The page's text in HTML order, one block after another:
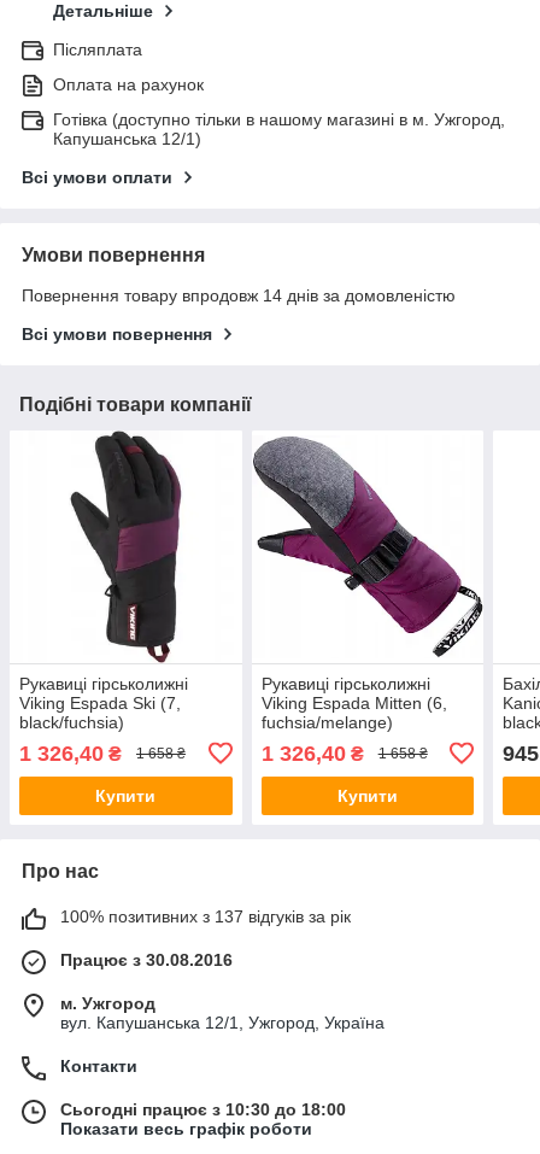
Детальніше
Післяплата
Оплата на рахунок
Готівка (доступно тільки в нашому магазині в м. Ужгород,
Капушанська 12/1)
Всі умови оплати
Умови повернення
Повернення товару впродовж 14 днів за домовленістю
Всі умови повернення
Подібні товари компанії
Рукавиці гірськолижні
Viking Espada Ski (7,
black/fuchsia)
1 326,40 ₴ 1 658 ₴
Купити
Рукавиці гірськолижні
Viking Espada Mitten (6,
fuchsia/melange)
1 326,40₴ 1 658 ₴
Купити
945
Про нас
100% позитивних з 137 відгуків за рік
Працює з 30.08.2016
м. Ужгород
вул. Капушанська 12/1, Ужгород, Україна
Контакти
Сьогодні працює з 10:30 до 18:00
Показати весь графік роботи